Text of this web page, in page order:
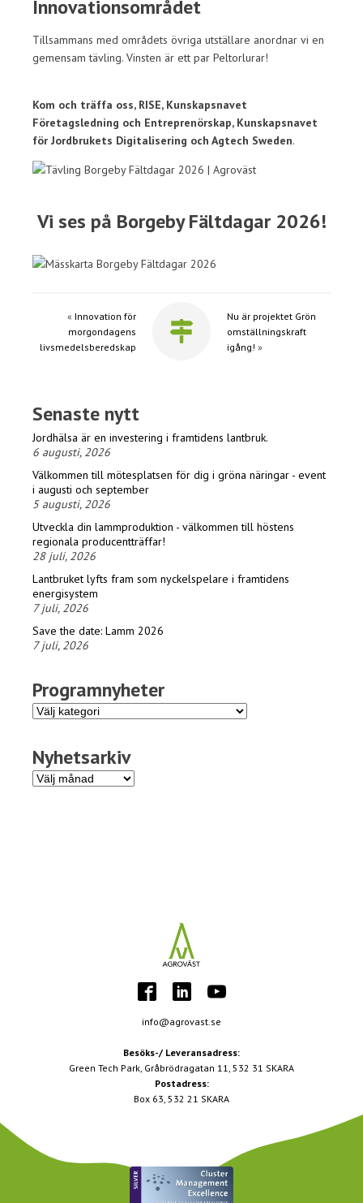
Innovationsområdet
Tillsammans med områdets övriga utställare anordnar vi en
gemensam tävling. Vinsten är ett par Peltorlurar!
Kom och träffa oss, RISE, Kunskapsnavet
Företagsledning och Entreprenörskap, Kunskapsnavet
för Jordbrukets Digitalisering och Agtech Sweden.
Vi ses på Borgeby Fältdagar 2026!
« Innovation för
morgondagens
livsmedelsberedskap
Nu är projektet Grön
omställningskraft
igång! »
Senaste nytt
Jordhälsa är en investering i framtidens lantbruk.
6 augusti, 2026
Välkommen till mötesplatsen för dig i gröna näringar - event
i augusti och september
5 augusti, 2026
Utveckla din lammproduktion - välkommen till höstens
regionala producentträffar!
28 juli, 2026
Lantbruket lyfts fram som nyckelspelare i framtidens
energisystem
7 juli, 2026
Save the date: Lamm 2026
7 juli, 2026
Programnyheter
Programnyheter
Nyhetsarkiv
Nyhetsarkiv
info@agrovast.se
Besöks-/ Leveransadress:
Green Tech Park, Gråbrödragatan 11, 532 31 SKARA
Postadress:
Box 63, 532 21 SKARA